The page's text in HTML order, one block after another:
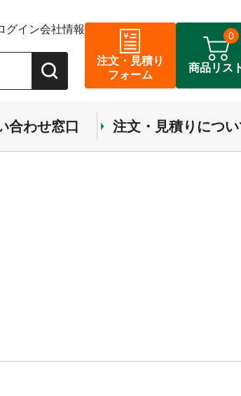
グイン会社情報
注文・見積り
フォーム
商品リス
0
合わせ窓口 注文・見積りにつ